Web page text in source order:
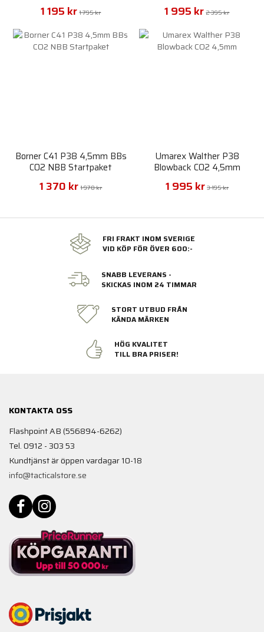
1 195 kr 1 795 kr 1 995 kr 2 395 kr
Borner C41 P38 4,5mm BBs
CO2 NBB Startpaket
1 370 kr 1 970 kr
Umarex Walther P38
Blowback CO2 4,5mm
1 995 kr 3 195 kr
FRI FRAKT INOM SVERIGE
VID KÖP FÖR ÖVER 600:-
SNABB LEVERANS -
SKICKAS INOM 24 TIMMAR
STORT UTBUD FRÅN
KÄNDA MÄRKEN
HÖG KVALITET
TILL BRA PRISER!
KONTAKTA OSS
Flashpoint AB (556894-6262)
Tel. 0912 - 303 53
Kundtjänst är öppen vardagar 10-18
info@tacticalstore.se